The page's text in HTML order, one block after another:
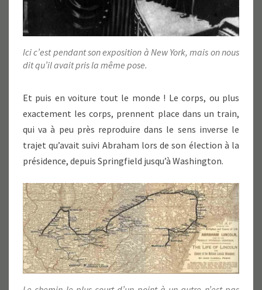
Ici c’est pendant son exposition à New York, mais on nous
dit qu’il avait pris la même pose.
Et puis en voiture tout le monde ! Le corps, ou plus
exactement les corps, prennent place dans un train,
qui va à peu près reproduire dans le sens inverse le
trajet qu’avait suivi Abraham lors de son élection à la
présidence, depuis Springfield jusqu’à Washington.